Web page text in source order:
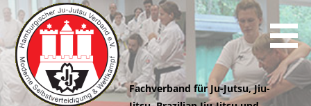
m
h
Fachverband für Ju-Jutsu, Jiu-